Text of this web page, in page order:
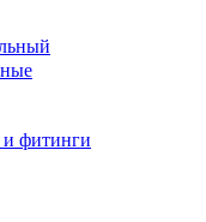
фитинги